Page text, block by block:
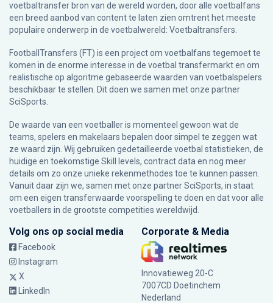
voetbaltransfer bron van de wereld worden, door alle voetbalfans
een breed aanbod van content te laten zien omtrent het meeste
populaire onderwerp in de voetbalwereld: Voetbaltransfers.
FootballTransfers (FT) is een project om voetbalfans tegemoet te
komen in de enorme interesse in de voetbal transfermarkt en om
realistische op algoritme gebaseerde waarden van voetbalspelers
beschikbaar te stellen. Dit doen we samen met onze partner
SciSports
De waarde van een voetballer is momenteel gewoon wat de
teams, spelers en makelaars bepalen door simpel te zeggen wat
ze waard zijn. Wij gebruiken gedetailleerde voetbal statistieken, de
huidige en toekomstige Skill levels, contract data en nog meer
details om zo onze unieke rekenmethodes toe te kunnen passen.
Vanuit daar zijn we, samen met onze partner SciSports, in staat
om een eigen transferwaarde voorspelling te doen en dat voor alle
voetballers in de grootste competities wereldwijd.
Volg ons op social media
Facebook
Instagram
X
LinkedIn
Corporate & Media
Innovatieweg 20-C
7007CD Doetinchem
Nederland